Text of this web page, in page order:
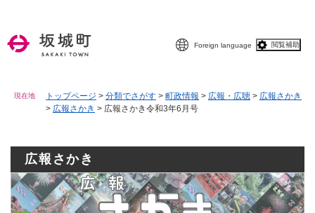
Foreign language 閲覧補助
現在地 トップページ > 分類でさがす > 町政情報 > 広報・広聴 > 広報さかき
> 広報さかき > 広報さかき令和3年6月号
広報さかき